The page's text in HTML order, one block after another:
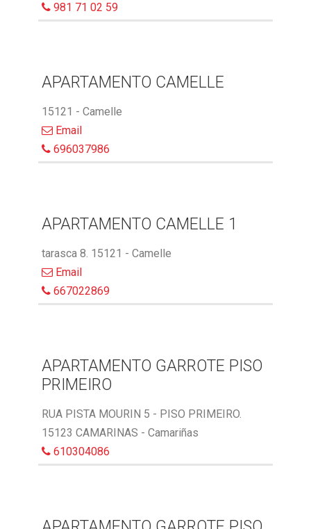
981 71 02 59
APARTAMENTO CAMELLE
15121 - Camelle
Email
696037986
APARTAMENTO CAMELLE 1
tarasca 8. 15121 - Camelle
Email
667022869
APARTAMENTO GARROTE PISO
PRIMEIRO
RUA PISTA MOURIN 5 - PISO PRIMEIRO.
15123 CAMARINAS - Camariñas
610304086